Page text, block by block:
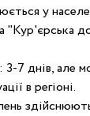
у
"Кур'єрська
3-7 днів, але
в регіоні.